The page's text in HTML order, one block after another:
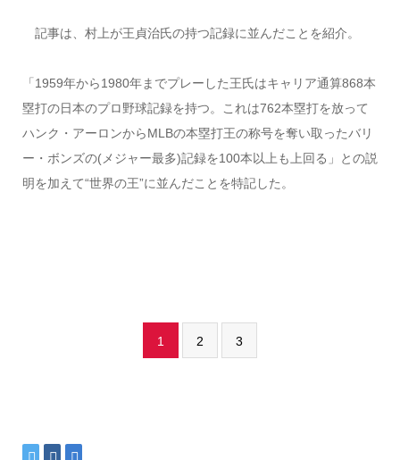
記事は、村上が王貞治氏の持つ記録に並んだことを紹介。
「1959年から1980年までプレーした王氏はキャリア通算868本
塁打の日本のプロ野球記録を持つ。これは762本塁打を放って
ハンク・アーロンからMLBの本塁打王の称号を奪い取ったバリ
ー・ボンズの(メジャー最多)記録を100本以上も上回る」との説
明を加えて“世界の王”に並んだことを特記した。
1 2 3